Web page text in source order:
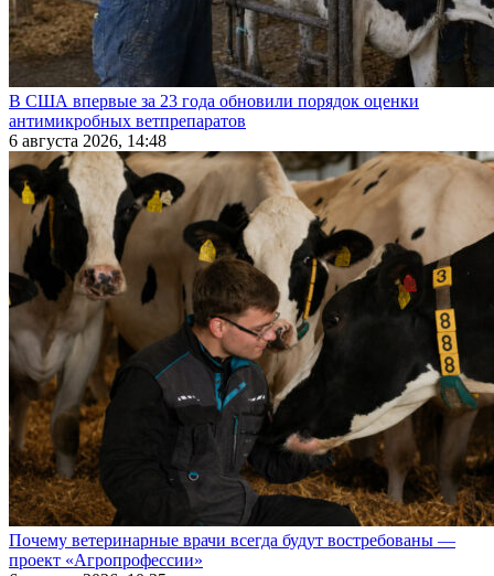
В США впервые за 23 года обновили порядок оценки
антимикробных ветпрепаратов
6 августа 2026, 14:48
Почему ветеринарные врачи всегда будут востребованы —
проект «Агропрофессии»